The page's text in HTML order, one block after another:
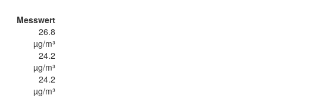
Messwert
26.8
µg/m³
24.2
µg/m³
24.2
µg/m³